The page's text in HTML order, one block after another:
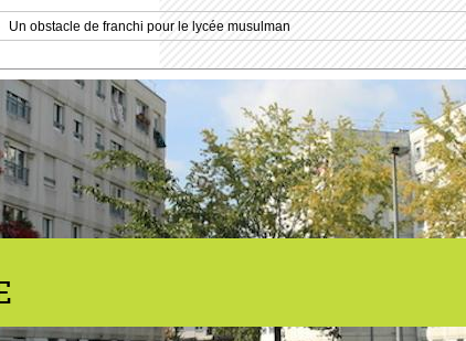
Un obstacle de franchi pour le lycée musulman